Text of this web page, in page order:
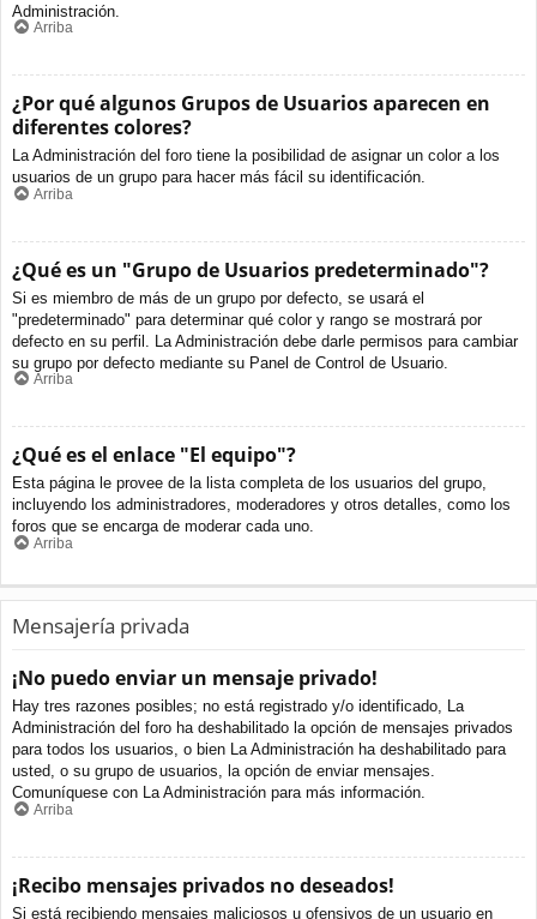
Administración.
Arriba
¿Por qué algunos Grupos de Usuarios aparecen en
diferentes colores?
La Administración del foro tiene la posibilidad de asignar un color a los
usuarios de un grupo para hacer más fácil su identificación.
Arriba
¿Qué es un "Grupo de Usuarios predeterminado"?
Si es miembro de más de un grupo por defecto, se usará el
"predeterminado" para determinar qué color y rango se mostrará por
defecto en su perfil. La Administración debe darle permisos para cambiar
su grupo por defecto mediante su Panel de Control de Usuario.
Arriba
¿Qué es el enlace "El equipo"?
Esta página le provee de la lista completa de los usuarios del grupo,
incluyendo los administradores, moderadores y otros detalles, como los
foros que se encarga de moderar cada uno.
Arriba
Mensajería privada
¡No puedo enviar un mensaje privado!
Hay tres razones posibles; no está registrado y/o identificado, La
Administración del foro ha deshabilitado la opción de mensajes privados
para todos los usuarios, o bien La Administración ha deshabilitado para
usted, o su grupo de usuarios, la opción de enviar mensajes.
Comuníquese con La Administración para más información.
Arriba
¡Recibo mensajes privados no deseados!
Si está recibiendo mensajes maliciosos u ofensivos de un usuario en